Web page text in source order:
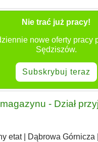
Nie trać już pracy!
nowe oferty pracy
Sędziszów.
Subskrybuj teraz
- Dział
etat| Dąbrowa Górnicza